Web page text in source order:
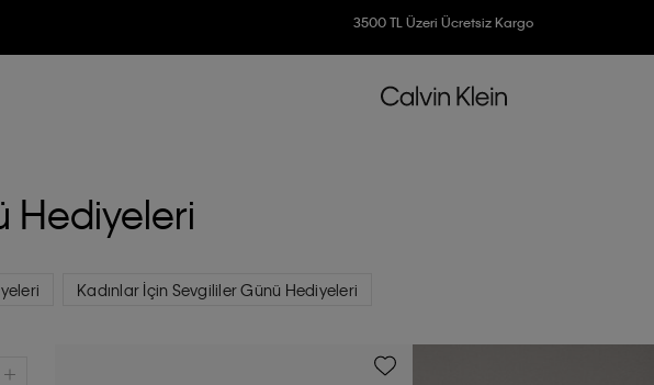
7500 TL Ve Üzeri Alışverişlerinizde 6 Taksit İmkanı
Hediyeleri
Kadınlar İçin Sevgililer Günü Hediyeleri